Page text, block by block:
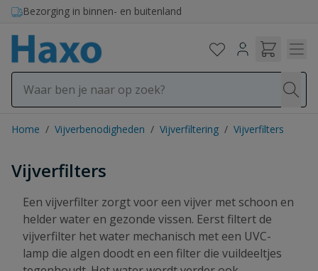
Ga naar de inhoud
Bezorging in binnen- en buitenland
Home / Vijverbenodigheden / Vijverfiltering / Vijverfilters
Vijverfilters
Een vijverfilter zorgt voor een vijver met schoon en
helder water en gezonde vissen. Eerst filtert de
vijverfilter het water mechanisch met een UVC-
lamp die algen doodt en een filter die vuildeeltjes